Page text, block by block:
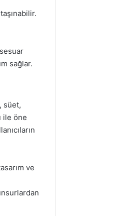
sağlar.
süet,
ile öne
ve